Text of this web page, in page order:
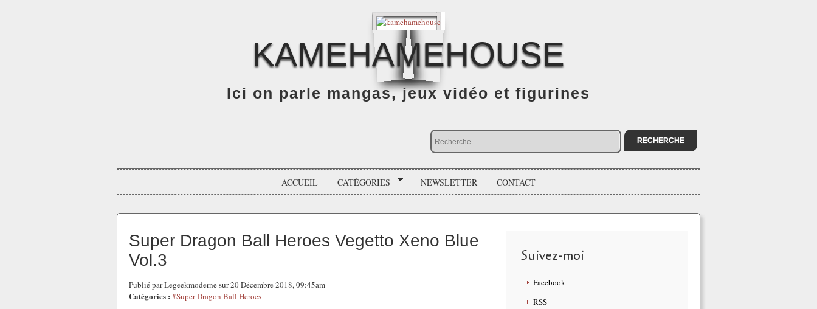
KAMEHAMEHOUSE
Ici on parle mangas, jeux vidéo et figurines
ACCUEIL CATÉGORIES NEWSLETTER CONTACT
Super Dragon Ball Heroes Vegetto Xeno Blue
Vol.3
Publié par Legeekmoderne sur 20 Décembre 2018, 09:45am
Catégories : #Super Dragon Ball Heroes
Suivez-moi
Facebook
RSS